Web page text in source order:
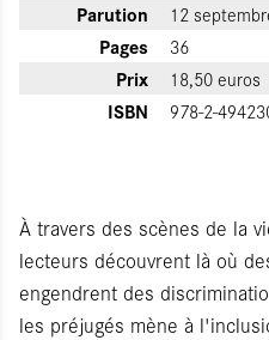
Parution 12
Pages 36
Prix 18,50 euros
ISBN 978-2-
À travers des scènes de la
lecteurs découvrent là où
engendrent des
les préjugés mène à